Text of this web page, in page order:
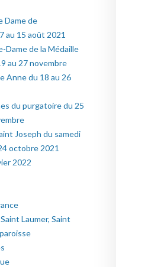
Dame de
au 15 août 2021
Dame de la Médaille
au 27 novembre
Anne du 18 au 26
du purgatoire du 25
Joseph du samedi
octobre 2021
2022
Laumer, Saint